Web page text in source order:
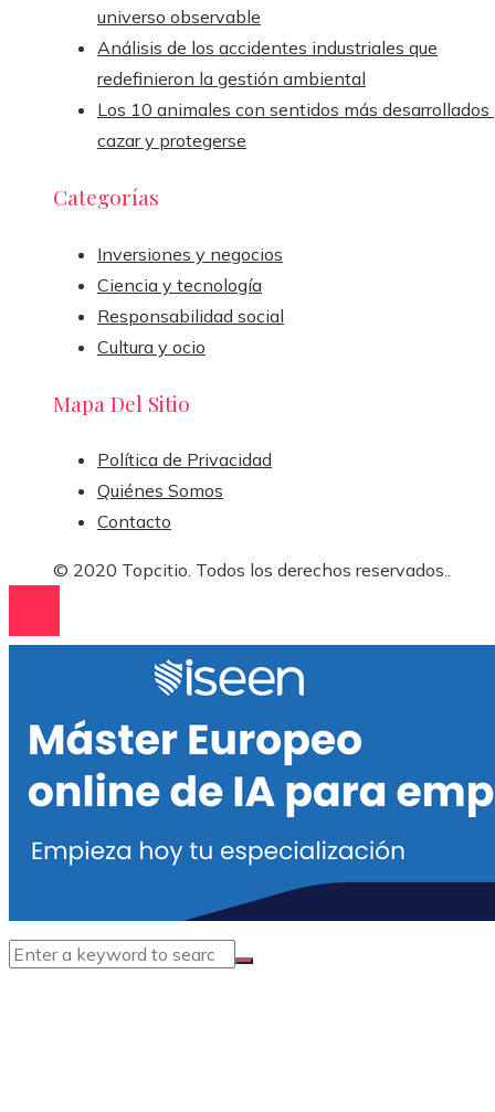
universo observable
Análisis de los accidentes industriales que
redefinieron la gestión ambiental
Los 10 animales con sentidos más desarrollados
cazar y protegerse
Categorías
Inversiones y negocios
Ciencia y tecnología
Responsabilidad social
Cultura y ocio
Mapa Del Sitio
Política de Privacidad
Quiénes Somos
Contacto
© 2020 Topcitio. Todos los derechos reservados..